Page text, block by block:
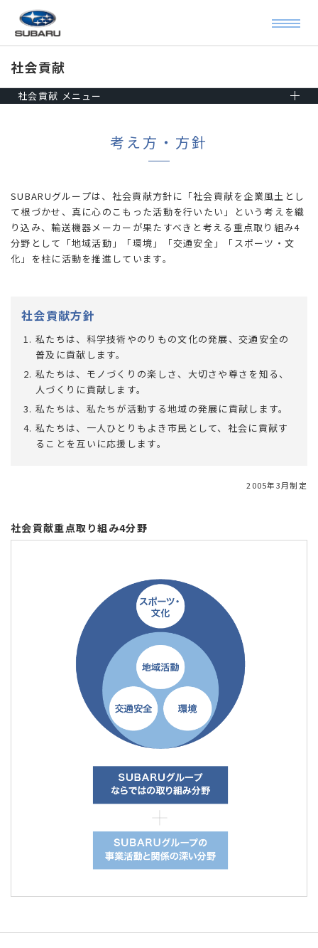
社会貢献
社会貢献 メニュー
考え方・方針
SUBARUグループは、社会貢献方針に「社会貢献を企業風土とし
て根づかせ、真に心のこもった活動を行いたい」という考えを織
り込み、輸送機器メーカーが果たすべきと考える重点取り組み4
分野として「地域活動」「環境」「交通安全」「スポーツ・文
化」を柱に活動を推進しています。
社会貢献方針
私たちは、科学技術やのりもの文化の発展、交通安全の
普及に貢献します。
私たちは、モノづくりの楽しさ、大切さや尊さを知る、
人づくりに貢献します。
私たちは、私たちが活動する地域の発展に貢献します。
私たちは、一人ひとりもよき市民として、社会に貢献す
ることを互いに応援します。
2005年3月制定
社会貢献重点取り組み4分野